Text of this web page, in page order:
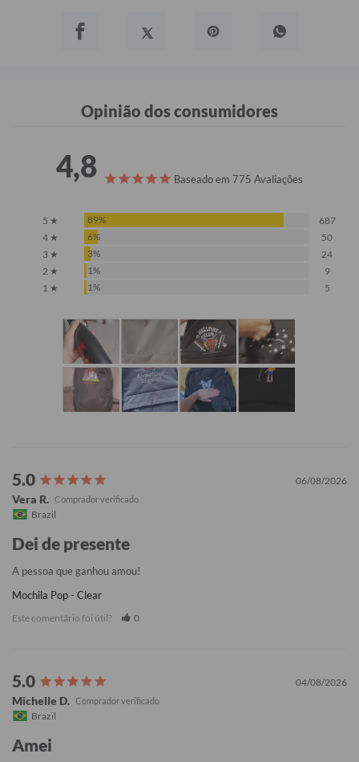
Opinião dos consumidores
4,8 Baseado em 775 Avaliações
5 ★ 89%
687
4 ★
6%
50
3 ★
3%
24
2 ★
1%
9
1 ★
1% 5
06/08/2026
Vera R.
Brazil
Dei de presente
A pessoa que ganhou amou!
Mochila Pop - Clear
Este comentário foi útil? 0
04/08/2026
Michelle D.
Brazil
Amei